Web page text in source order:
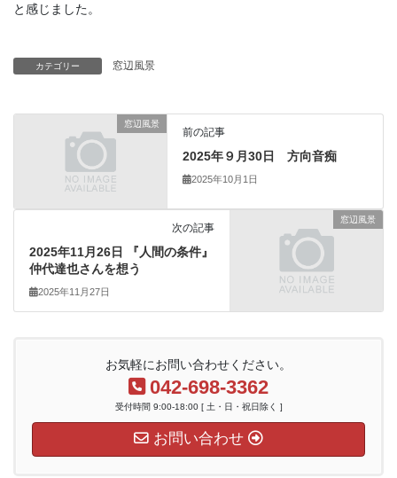
と感じました。
カテゴリー 窓辺風景
窓辺風景
前の記事
2025年９月30日 方向音痴
2025年10月1日
窓辺風景
次の記事
2025年11月26日 『人間の条件』
仲代達也さんを想う
2025年11月27日
お気軽にお問い合わせください。
042-698-3362
受付時間 9:00-18:00 [ 土・日・祝日除く ]
お問い合わせ